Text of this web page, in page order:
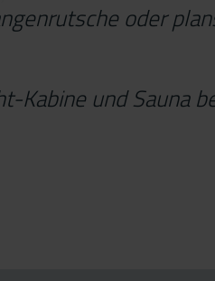
oder
Kabine und Sauna